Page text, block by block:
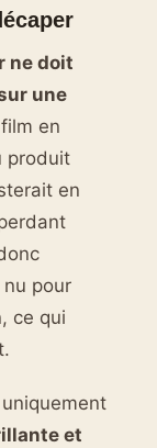
ne doit
une
en
produit
en
nu pour
ce qui
et